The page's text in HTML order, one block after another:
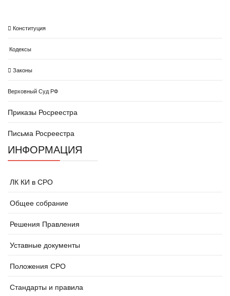
Конституция
Кодексы
Законы
Верховный Суд РФ
Приказы Росреестра
Письма Росреестра
ИНФОРМАЦИЯ
ЛК КИ в СРО
Общее собрание
Решения Правления
Уставные документы
Положения СРО
Стандарты и правила